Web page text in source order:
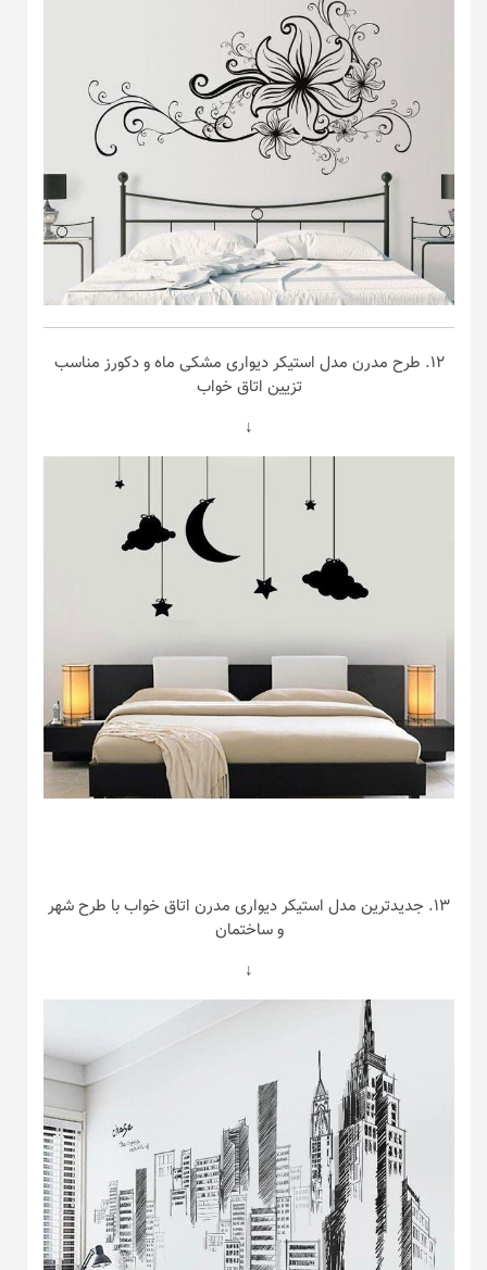
۱۲. طرح مدرن مدل استیکر دیواری مشکی ماه و دکورز مناسب
تزیین اتاق خواب
↓
۱۳. جدیدترین مدل استیکر دیواری مدرن اتاق خواب با طرح شهر
و ساختمان
↓